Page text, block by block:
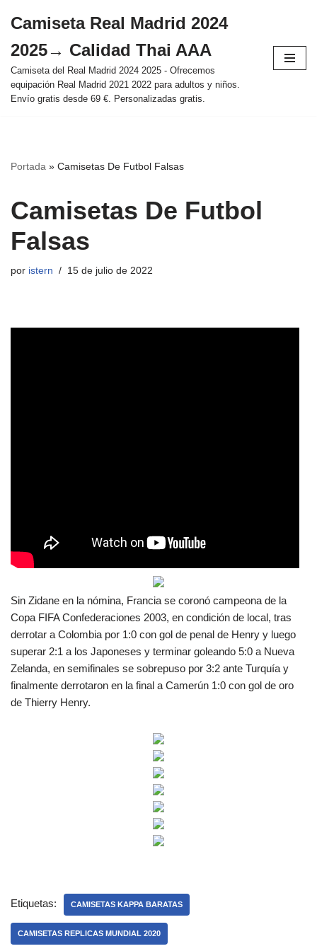
al
contenido
Camiseta Real Madrid 2024
2025→ Calidad Thai AAA
Camiseta del Real Madrid 2024 2025 - Ofrecemos
equipación Real Madrid 2021 2022 para adultos y niños.
Envío gratis desde 69 €. Personalizadas gratis.
Portada » Camisetas De Futbol Falsas
Camisetas De Futbol
Falsas
por istern 15 de julio de 2022
Sin Zidane en la nómina, Francia se coronó campeona de la
Copa FIFA Confederaciones 2003, en condición de local, tras
derrotar a Colombia por 1:0 con gol de penal de Henry y luego
superar 2:1 a los Japoneses y terminar goleando 5:0 a Nueva
Zelanda, en semifinales se sobrepuso por 3:2 ante Turquía y
finalmente derrotaron en la final a Camerún 1:0 con gol de oro
de Thierry Henry.
Etiquetas: CAMISETAS KAPPA BARATAS
CAMISETAS REPLICAS MUNDIAL 2020